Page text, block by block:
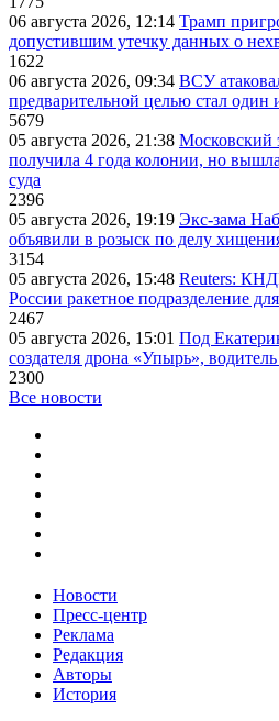
06 августа 2026, 12:14 Трамп
допустившим утечку данных о
1622
06 августа 2026, 09:34 ВСУ
предварительной целью стал
5679
05 августа 2026, 21:38 Московский
получила 4 года колонии, но
суда
2396
05 августа 2026, 19:19 Экс-зама
объявили в розыск по делу
3154
05 августа 2026, 15:48 Reuters:
России ракетное подразделение
2467
05 августа 2026, 15:01 Под
создателя дрона «Упырь»,
2300
Все новости
Новости
Пресс-центр
Реклама
Редакция
Авторы
История